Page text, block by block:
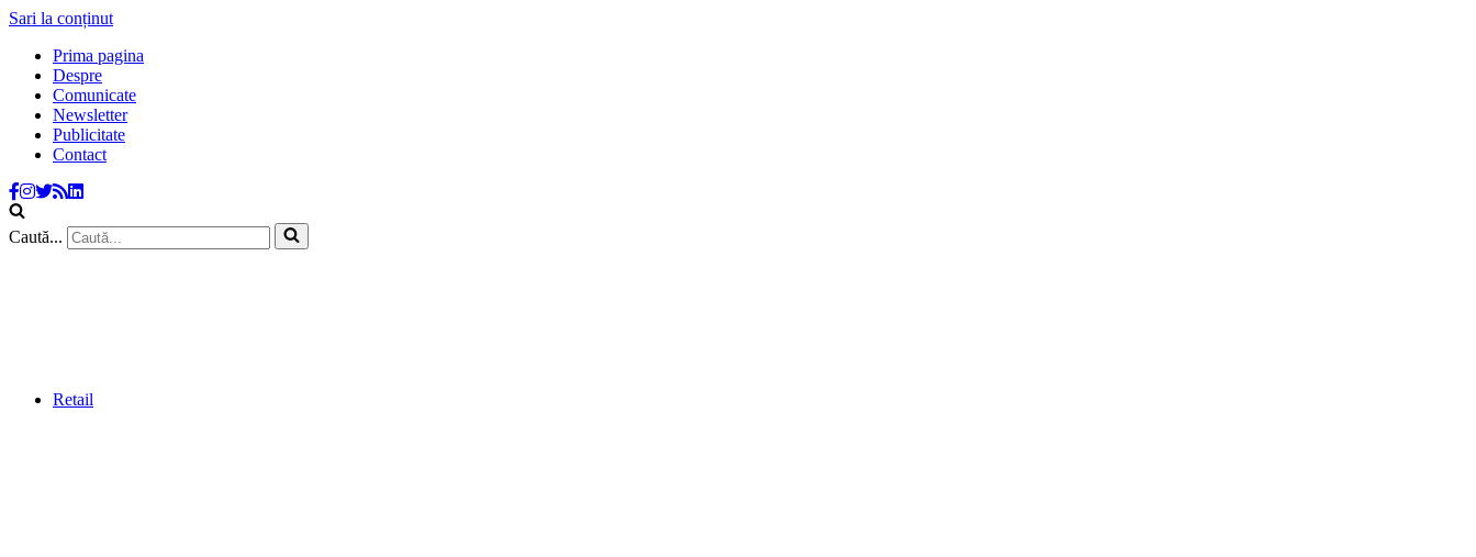
Sari la conținut
Prima pagina
Despre
Comunicate
Newsletter
Publicitate
Contact
Caută...
Retail